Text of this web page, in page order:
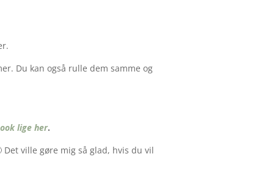
Du kan også rulle dem samme og
lige her.
ville gøre mig så glad, hvis du vil